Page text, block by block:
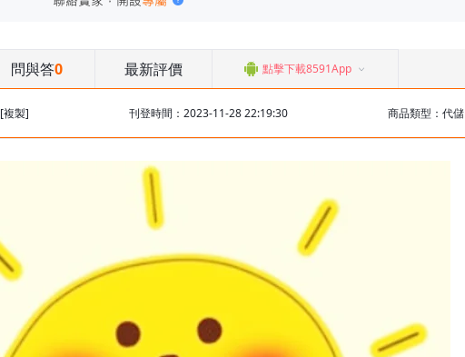
問與答0 最新評價 點擊下載8591App
[複製] 刊登時間：2023-11-28 22:19:30 商品類型：代儲